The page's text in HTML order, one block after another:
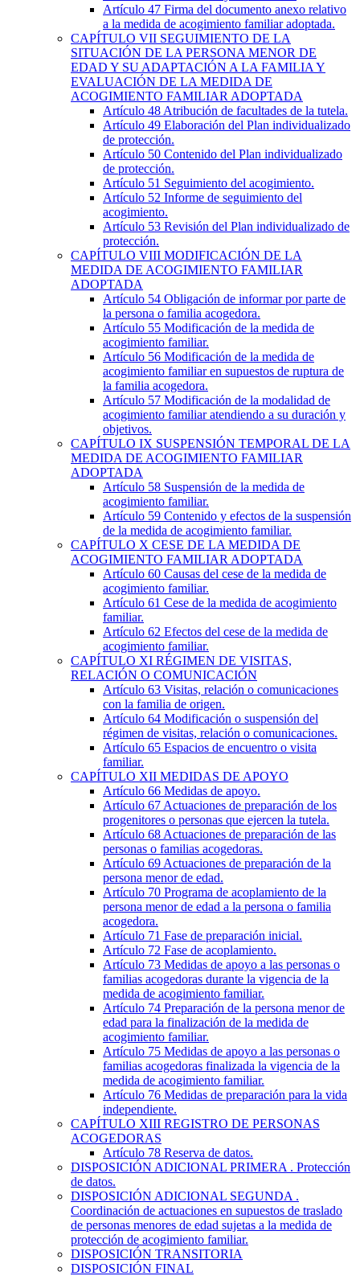
Artículo 47 Firma del documento anexo relativo
a la medida de acogimiento familiar adoptada.
CAPÍTULO VII SEGUIMIENTO DE LA
SITUACIÓN DE LA PERSONA MENOR DE
EDAD Y SU ADAPTACIÓN A LA FAMILIA Y
EVALUACIÓN DE LA MEDIDA DE
ACOGIMIENTO FAMILIAR ADOPTADA
Artículo 48 Atribución de facultades de la tutela.
Artículo 49 Elaboración del Plan individualizado
de protección.
Artículo 50 Contenido del Plan individualizado
de protección.
Artículo 51 Seguimiento del acogimiento.
Artículo 52 Informe de seguimiento del
acogimiento.
Artículo 53 Revisión del Plan individualizado de
protección.
CAPÍTULO VIII MODIFICACIÓN DE LA
MEDIDA DE ACOGIMIENTO FAMILIAR
ADOPTADA
Artículo 54 Obligación de informar por parte de
la persona o familia acogedora.
Artículo 55 Modificación de la medida de
acogimiento familiar.
Artículo 56 Modificación de la medida de
acogimiento familiar en supuestos de ruptura de
la familia acogedora.
Artículo 57 Modificación de la modalidad de
acogimiento familiar atendiendo a su duración y
objetivos.
CAPÍTULO IX SUSPENSIÓN TEMPORAL DE LA
MEDIDA DE ACOGIMIENTO FAMILIAR
ADOPTADA
Artículo 58 Suspensión de la medida de
acogimiento familiar.
Artículo 59 Contenido y efectos de la suspensión
de la medida de acogimiento familiar.
CAPÍTULO X CESE DE LA MEDIDA DE
ACOGIMIENTO FAMILIAR ADOPTADA
Artículo 60 Causas del cese de la medida de
acogimiento familiar.
Artículo 61 Cese de la medida de acogimiento
familiar.
Artículo 62 Efectos del cese de la medida de
acogimiento familiar.
CAPÍTULO XI RÉGIMEN DE VISITAS,
RELACIÓN O COMUNICACIÓN
Artículo 63 Visitas, relación o comunicaciones
con la familia de origen.
Artículo 64 Modificación o suspensión del
régimen de visitas, relación o comunicaciones.
Artículo 65 Espacios de encuentro o visita
familiar.
CAPÍTULO XII MEDIDAS DE APOYO
Artículo 66 Medidas de apoyo.
Artículo 67 Actuaciones de preparación de los
progenitores o personas que ejercen la tutela.
Artículo 68 Actuaciones de preparación de las
personas o familias acogedoras.
Artículo 69 Actuaciones de preparación de la
persona menor de edad.
Artículo 70 Programa de acoplamiento de la
persona menor de edad a la persona o familia
acogedora.
Artículo 71 Fase de preparación inicial.
Artículo 72 Fase de acoplamiento.
Artículo 73 Medidas de apoyo a las personas o
familias acogedoras durante la vigencia de la
medida de acogimiento familiar.
Artículo 74 Preparación de la persona menor de
edad para la finalización de la medida de
acogimiento familiar.
Artículo 75 Medidas de apoyo a las personas o
familias acogedoras finalizada la vigencia de la
medida de acogimiento familiar.
Artículo 76 Medidas de preparación para la vida
independiente.
CAPÍTULO XIII REGISTRO DE PERSONAS
ACOGEDORAS
Artículo 78 Reserva de datos.
DISPOSICIÓN ADICIONAL PRIMERA . Protección
de datos.
DISPOSICIÓN ADICIONAL SEGUNDA .
Coordinación de actuaciones en supuestos de traslado
de personas menores de edad sujetas a la medida de
protección de acogimiento familiar.
DISPOSICIÓN TRANSITORIA
DISPOSICIÓN FINAL